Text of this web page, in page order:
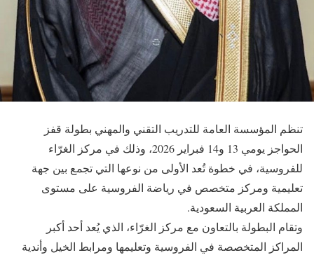
تنظم المؤسسة العامة للتدريب التقني والمهني بطولة قفز
الحواجز يومي 13 و14 فبراير 2026، وذلك في مركز الغرّاء
للفروسية، في خطوة تُعد الأولى من نوعها التي تجمع بين جهة
تعليمية ومركز متخصص في رياضة الفروسية على مستوى
المملكة العربية السعودية.
وتقام البطولة بالتعاون مع مركز الغرّاء، الذي يُعد أحد أكبر
المراكز المتخصصة في الفروسية وتعليمها ومرابط الخيل وأندية